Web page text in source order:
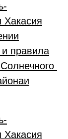
Хакасия
правила
Хакасия